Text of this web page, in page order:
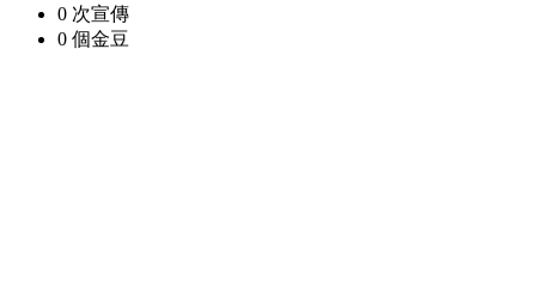
0 次宣傳
0 個金豆